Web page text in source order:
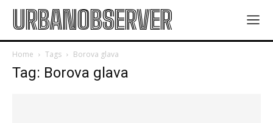
URBANOBSERVER
Home Tags Borova glava
Tag: Borova glava